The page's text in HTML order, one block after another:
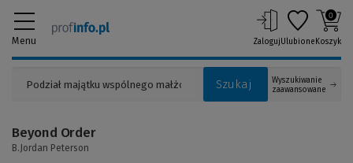
Menu
Szukaj
Wyszukiwanie
zaawansowane
ZalogujUlubione
0
Koszyk
Beyond Order
B.Jordan Peterson